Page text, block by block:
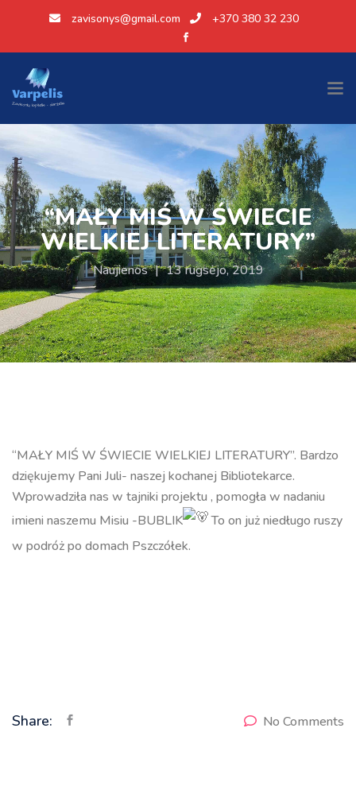
zavisonys@gmail.com +370 380 32 230
“MAŁY MIŚ W ŚWIECIE
WIELKIEJ LITERATURY”
Naujienos | 13 rugsėjo, 2019
“MAŁY MIŚ W ŚWIECIE WIELKIEJ LITERATURY”. Bardzo
dziękujemy Pani Juli- naszej kochanej Bibliotekarce.
Wprowadziła nas w tajniki projektu , pomogła w nadaniu
imieni naszemu Misiu -BUBLIK
To on już niedługo ruszy
w podróż po domach Pszczółek.
Share: No Comments